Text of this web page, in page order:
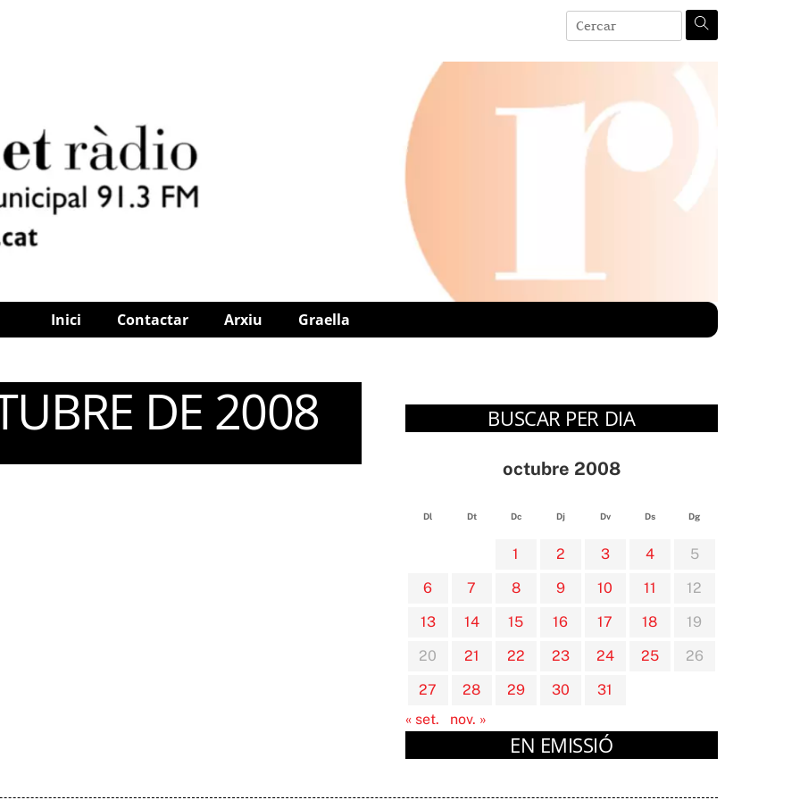
Inici Contactar Arxiu Graella
DE 2008 BUSCAR PER DIA
octubre 2008
Dl Dt Dc Dj Dv Ds Dg
1 2 3 4
5
6
7 8 9 10 11
12
13
14 15 16 17 18
19
20
21 22 23 24 25
26
27
28 29 30
31
« set.
nov. »
EN EMISSIÓ